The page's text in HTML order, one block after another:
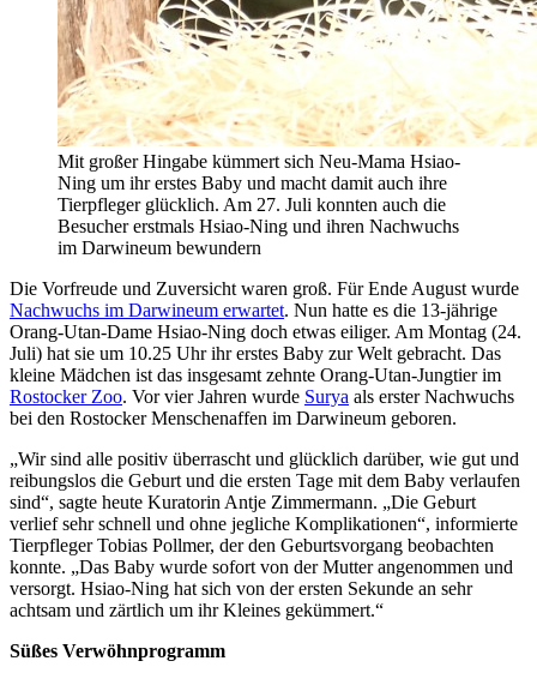
Mit großer Hingabe kümmert sich Neu-Mama Hsiao-
Ning um ihr erstes Baby und macht damit auch ihre
Tierpfleger glücklich. Am 27. Juli konnten auch die
Besucher erstmals Hsiao-Ning und ihren Nachwuchs
im Darwineum bewundern
Die Vorfreude und Zuversicht waren groß. Für Ende August wurde
Nachwuchs im Darwineum erwartet. Nun hatte es die 13-jährige
Orang-Utan-Dame Hsiao-Ning doch etwas eiliger. Am Montag (24.
Juli) hat sie um 10.25 Uhr ihr erstes Baby zur Welt gebracht. Das
kleine Mädchen ist das insgesamt zehnte Orang-Utan-Jungtier im
Rostocker Zoo. Vor vier Jahren wurde Surya als erster Nachwuchs
bei den Rostocker Menschenaffen im Darwineum geboren.
„Wir sind alle positiv überrascht und glücklich darüber, wie gut und
reibungslos die Geburt und die ersten Tage mit dem Baby verlaufen
sind“, sagte heute Kuratorin Antje Zimmermann. „Die Geburt
verlief sehr schnell und ohne jegliche Komplikationen“, informierte
Tierpfleger Tobias Pollmer, der den Geburtsvorgang beobachten
konnte. „Das Baby wurde sofort von der Mutter angenommen und
versorgt. Hsiao-Ning hat sich von der ersten Sekunde an sehr
achtsam und zärtlich um ihr Kleines gekümmert.“
Süßes Verwöhnprogramm